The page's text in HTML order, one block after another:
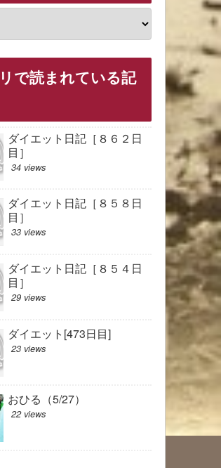
で読まれている記
ダイエット日記［８６２日
目］
34 views
ダイエット日記［８５８日
目］
33 views
ダイエット日記［８５４日
目］
29 views
ダイエット[473日目]
23 views
おひる（5/27）
22 views